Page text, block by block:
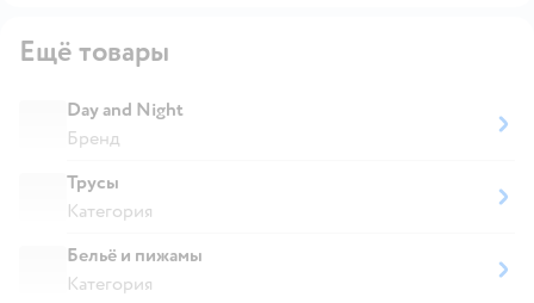
Ещё товары
Day and Night
Бренд
Трусы
Категория
Бельё и пижамы
Категория